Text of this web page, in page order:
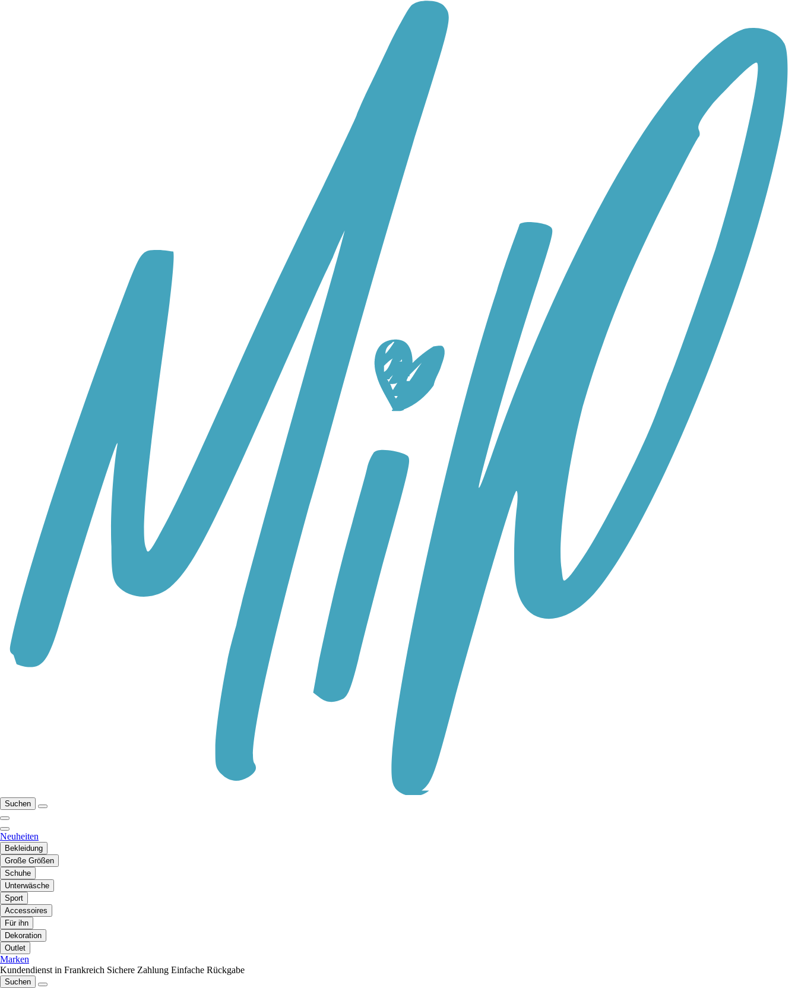
Suchen
Neuheiten
Bekleidung
Große Größen
Schuhe
Unterwäsche
Sport
Accessoires
Für ihn
Dekoration
Outlet
Marken
Kundendienst in Frankreich Sichere Zahlung Einfache Rückgabe
Suchen